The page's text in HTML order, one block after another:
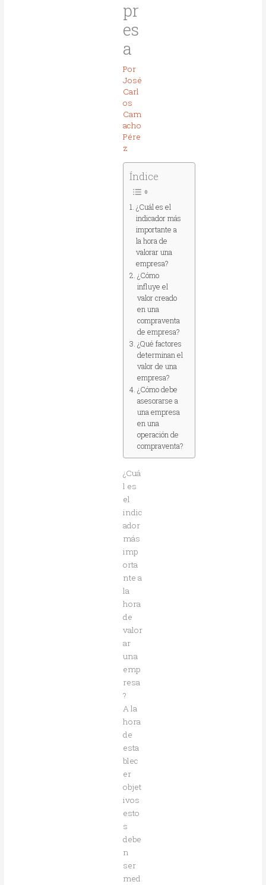
pr
es
a
Por
José
Carl
os
Cam
acho
Pére
z
Índice
¿Cuál es el
indicador más
importante a
la hora de
valorar una
empresa?
¿Cómo
influye el
valor creado
en una
compraventa
de empresa?
¿Qué factores
determinan el
valor de una
empresa?
¿Cómo debe
asesorarse a
una empresa
en una
operación de
compraventa?
¿Cuá
l es
el
indic
ador
más
imp
orta
nte a
la
hora
de
valor
ar
una
emp
resa
?
A la
hora
de
esta
blec
er
objet
ivos
esto
s
debe
n
ser
med